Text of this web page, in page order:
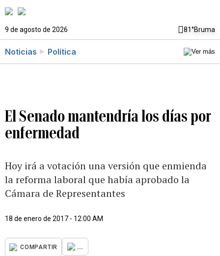
9 de agosto de 2026 81°Bruma
Noticias Política
El Senado mantendría los días por
enfermedad
Hoy irá a votación una versión que enmienda
la reforma laboral que había aprobado la
Cámara de Representantes
18 de enero de 2017 - 12:00 AM
COMPARTIR ...